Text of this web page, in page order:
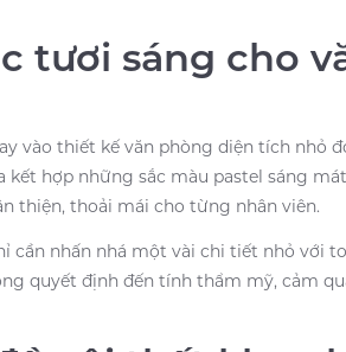
tươi sáng cho
vào thiết kế văn phòng diện tích nhỏ
hợp những sắc màu pastel sáng
thiện, thoải mái cho từng nhân viên.
cần nhấn nhá một vài chi tiết nhỏ với
quyết định đến tính thẩm mỹ, cảm